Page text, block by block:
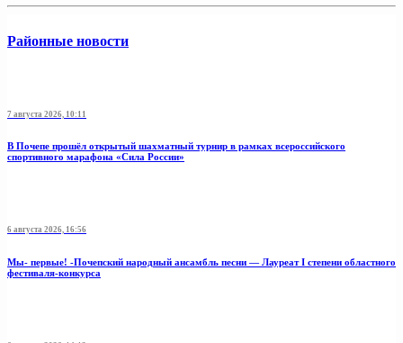
Районные новости
7 августа 2026, 10:11
В Почепе прошёл открытый шахматный турнир в рамках всероссийского
спортивного марафона «Сила России»
6 августа 2026, 16:56
Мы- первые! -Почепский народный ансамбль песни — Лауреат I степени областного
фестиваля-конкурса